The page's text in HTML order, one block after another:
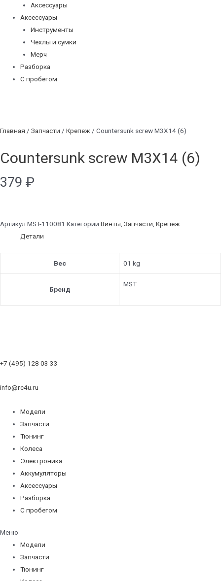
Аксессуары
Аксессуары
Инструменты
Чехлы и сумки
Мерч
Разборка
С пробегом
Главная / Запчасти / Крепеж / Countersunk screw M3X14 (6)
Countersunk screw M3X14 (6)
379 ₽
Артикул MST-110081 Категории Винты, Запчасти, Крепеж
Детали
Вес 01 kg
Бренд
MST
+7 (495) 128 03 33
info@rc4u.ru
Модели
Запчасти
Тюнинг
Колеса
Электроника
Аккумуляторы
Аксессуары
Разборка
С пробегом
Меню
Модели
Запчасти
Тюнинг